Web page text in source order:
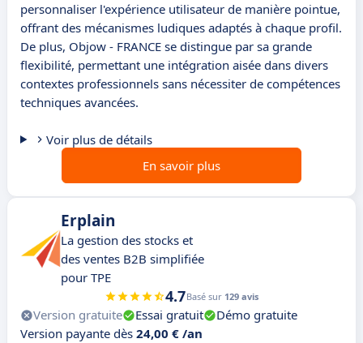
personnaliser l'expérience utilisateur de manière pointue,
offrant des mécanismes ludiques adaptés à chaque profil.
De plus, Objow - FRANCE se distingue par sa grande
flexibilité, permettant une intégration aisée dans divers
contextes professionnels sans nécessiter de compétences
techniques avancées.
Voir plus de détails
En savoir plus
Erplain
La gestion des stocks et
des ventes B2B simplifiée
pour TPE
4.7Basé sur 129 avis
Version gratuite Essai gratuit
Démo gratuite
Version payante dès 24,00 € /an